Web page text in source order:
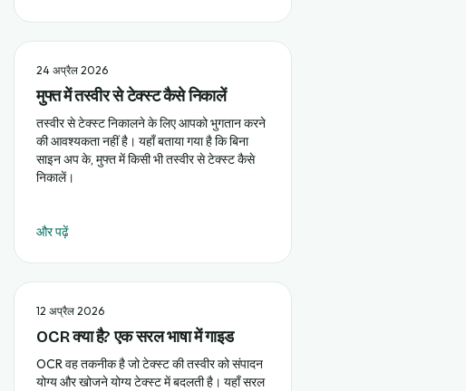
24 अप्रैल 2026
मुफ्त में तस्वीर से टेक्स्ट कैसे निकालें
तस्वीर से टेक्स्ट निकालने के लिए आपको भुगतान करने
की आवश्यकता नहीं है। यहाँ बताया गया है कि बिना
साइन अप के, मुफ्त में किसी भी तस्वीर से टेक्स्ट कैसे
निकालें।
और पढ़ें
12 अप्रैल 2026
OCR क्या है? एक सरल भाषा में गाइड
OCR वह तकनीक है जो टेक्स्ट की तस्वीर को संपादन
योग्य और खोजने योग्य टेक्स्ट में बदलती है। यहाँ सरल